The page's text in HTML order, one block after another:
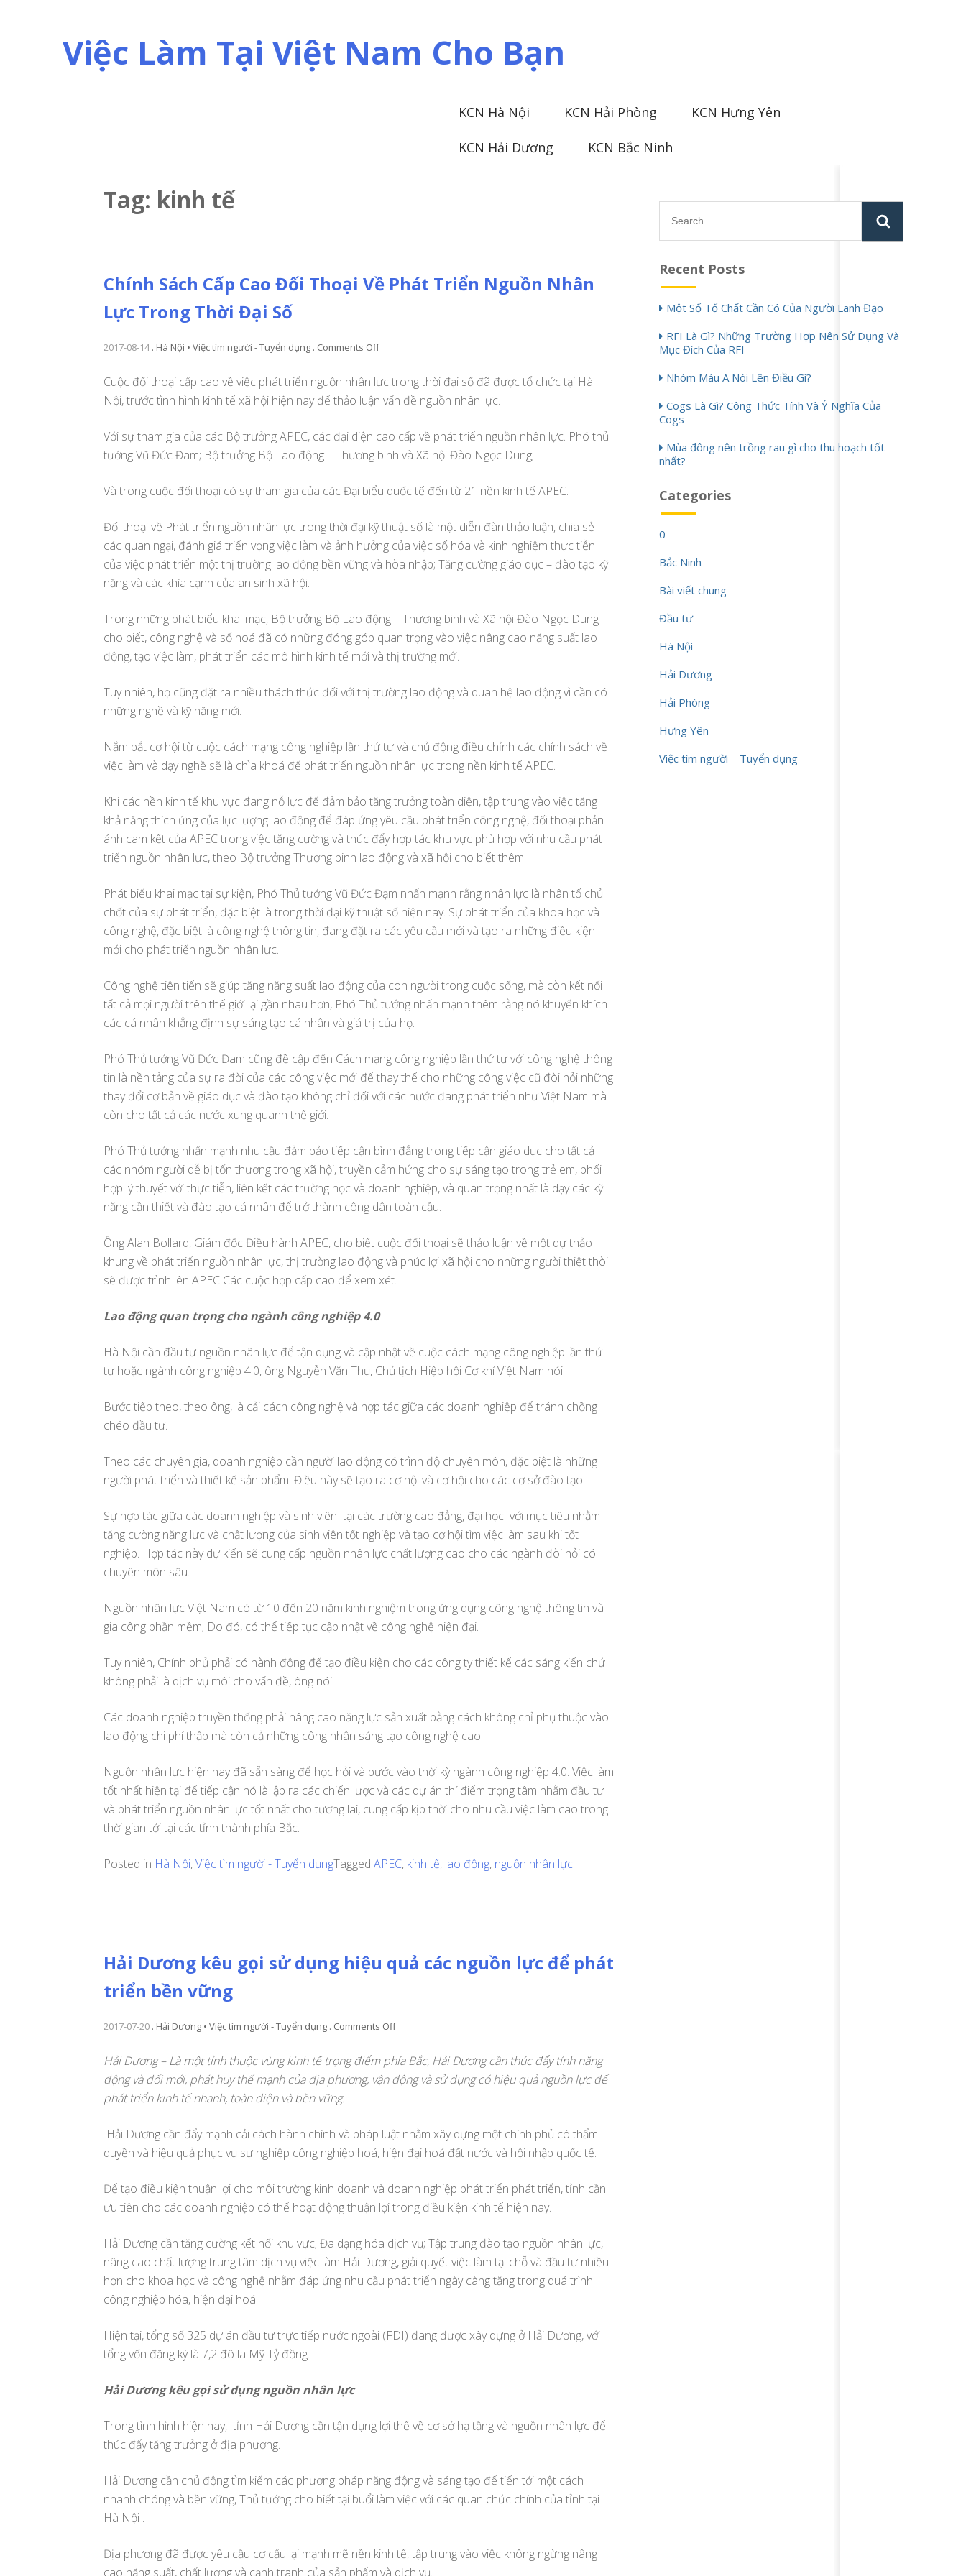
Việc Làm Tại Việt Nam Cho Bạn
KCN Hà Nội KCN Hải Phòng KCN Hưng Yên
KCN Hải Dương KCN Bắc Ninh
Tag: kinh tế
Chính Sách Cấp Cao Đối Thoại Về Phát Triển Nguồn Nhân
Lực Trong Thời Đại Số
2017-08-14. Hà Nội • Việc tìm người - Tuyển dụng . Comments Offon
Sách
Cấp
Cao
Thoại
Về
Nguồn
Lực
Trong
Thời
Đại
Cuộc đối thoại cấp cao về việc phát triển nguồn nhân lực trong thời đại số đã được tổ chức tại Hà
Nội, trước tình hình kinh tế xã hội hiện nay để thảo luận vấn đề nguồn nhân lực.
Với sự tham gia của các Bộ trưởng APEC, các đại diện cao cấp về phát triển nguồn nhân lực. Phó thủ
tướng Vũ Đức Đam; Bộ trưởng Bộ Lao động – Thương binh và Xã hội Đào Ngọc Dung;
Và trong cuộc đối thoại có sự tham gia của các Đại biểu quốc tế đến từ 21 nền kinh tế APEC.
Đối thoại về Phát triển nguồn nhân lực trong thời đại kỹ thuật số là một diễn đàn thảo luận, chia sẻ
các quan ngại, đánh giá triển vọng việc làm và ảnh hưởng của việc số hóa và kinh nghiệm thực tiễn
của việc phát triển một thị trường lao động bền vững và hòa nhập; Tăng cường giáo dục – đào tạo kỹ
năng và các khía cạnh của an sinh xã hội.
Trong những phát biểu khai mạc, Bộ trưởng Bộ Lao động – Thương binh và Xã hội Đào Ngọc Dung
cho biết, công nghệ và số hoá đã có những đóng góp quan trọng vào việc nâng cao năng suất lao
động, tạo việc làm, phát triển các mô hình kinh tế mới và thị trường mới.
Tuy nhiên, họ cũng đặt ra nhiều thách thức đối với thị trường lao động và quan hệ lao động vì cần có
những nghề và kỹ năng mới.
Nắm bắt cơ hội từ cuộc cách mạng công nghiệp lần thứ tư và chủ động điều chỉnh các chính sách về
việc làm và dạy nghề sẽ là chìa khoá để phát triển nguồn nhân lực trong nền kinh tế APEC.
Khi các nền kinh tế khu vực đang nỗ lực để đảm bảo tăng trưởng toàn diện, tập trung vào việc tăng
khả năng thích ứng của lực lượng lao động để đáp ứng yêu cầu phát triển công nghệ, đối thoại phản
ánh cam kết của APEC trong việc tăng cường và thúc đẩy hợp tác khu vực phù hợp với nhu cầu phát
triển nguồn nhân lực, theo Bộ trưởng Thương binh lao động và xã hội cho biết thêm.
Phát biểu khai mạc tại sự kiện, Phó Thủ tướng Vũ Đức Đạm nhấn mạnh rằng nhân lực là nhân tố chủ
chốt của sự phát triển, đặc biệt là trong thời đại kỹ thuật số hiện nay. Sự phát triển của khoa học và
công nghệ, đặc biệt là công nghệ thông tin, đang đặt ra các yêu cầu mới và tạo ra những điều kiện
mới cho phát triển nguồn nhân lực.
Công nghệ tiên tiến sẽ giúp tăng năng suất lao động của con người trong cuộc sống, mà còn kết nối
tất cả mọi người trên thế giới lại gần nhau hơn, Phó Thủ tướng nhấn mạnh thêm rằng nó khuyến khích
các cá nhân khẳng định sự sáng tạo cá nhân và giá trị của họ.
Phó Thủ tướng Vũ Đức Đam cũng đề cập đến Cách mạng công nghiệp lần thứ tư với công nghệ thông
tin là nền tảng của sự ra đời của các công việc mới để thay thế cho những công việc cũ đòi hỏi những
thay đổi cơ bản về giáo dục và đào tạo không chỉ đối với các nước đang phát triển như Việt Nam mà
còn cho tất cả các nước xung quanh thế giới.
Phó Thủ tướng nhấn mạnh nhu cầu đảm bảo tiếp cận bình đẳng trong tiếp cận giáo dục cho tất cả
các nhóm người dễ bị tổn thương trong xã hội, truyền cảm hứng cho sự sáng tạo trong trẻ em, phối
hợp lý thuyết với thực tiễn, liên kết các trường học và doanh nghiệp, và quan trọng nhất là dạy các kỹ
năng cần thiết và đào tạo cá nhân để trở thành công dân toàn cầu.
Ông Alan Bollard, Giám đốc Điều hành APEC, cho biết cuộc đối thoại sẽ thảo luận về một dự thảo
khung về phát triển nguồn nhân lực, thị trường lao động và phúc lợi xã hội cho những người thiệt thòi
sẽ được trình lên APEC Các cuộc họp cấp cao để xem xét.
Lao động quan trọng cho ngành công nghiệp 4.0
Hà Nội cần đầu tư nguồn nhân lực để tận dụng và cập nhật về cuộc cách mạng công nghiệp lần thứ
tư hoặc ngành công nghiệp 4.0, ông Nguyễn Văn Thụ, Chủ tịch Hiệp hội Cơ khí Việt Nam nói.
Bước tiếp theo, theo ông, là cải cách công nghệ và hợp tác giữa các doanh nghiệp để tránh chồng
chéo đầu tư.
Theo các chuyên gia, doanh nghiệp cần người lao động có trình độ chuyên môn, đặc biệt là những
người phát triển và thiết kế sản phẩm. Điều này sẽ tạo ra cơ hội và cơ hội cho các cơ sở đào tạo.
Sự hợp tác giữa các doanh nghiệp và sinh viên tại các trường cao đẳng, đại học với mục tiêu nhằm
tăng cường năng lực và chất lượng của sinh viên tốt nghiệp và tạo cơ hội tìm việc làm sau khi tốt
nghiệp. Hợp tác này dự kiến ​​sẽ cung cấp nguồn nhân lực chất lượng cao cho các ngành đòi hỏi có
chuyên môn sâu.
Nguồn nhân lực Việt Nam có từ 10 đến 20 năm kinh nghiệm trong ứng dụng công nghệ thông tin và
gia công phần mềm; Do đó, có thể tiếp tục cập nhật về công nghệ hiện đại.
Tuy nhiên, Chính phủ phải có hành động để tạo điều kiện cho các công ty thiết kế các sáng kiến ​​chứ
không phải là dịch vụ môi cho vấn đề, ông nói.
Các doanh nghiệp truyền thống phải nâng cao năng lực sản xuất bằng cách không chỉ phụ thuộc vào
lao động chi phí thấp mà còn cả những công nhân sáng tạo công nghệ cao.
Nguồn nhân lực hiện nay đã sẵn sàng để học hỏi và bước vào thời kỳ ngành công nghiệp 4.0. Việc làm
tốt nhất hiện tại để tiếp cận nó là lập ra các chiến lược và các dự án thí điểm trọng tâm nhằm đầu tư
và phát triển nguồn nhân lực tốt nhất cho tương lai, cung cấp kịp thời cho nhu cầu việc làm cao trong
thời gian tới tại các tỉnh thành phía Bắc.
Posted in Hà Nội,Việc tìm người - Tuyển dụngTagged APEC, kinh tế, lao động, nguồn nhân lực
Hải Dương kêu gọi sử dụng hiệu quả các nguồn lực để phát
triển bền vững
2017-07-20 . Hải Dương • Việc tìm người - Tuyển dụng . Comments Offon
Dương
gọi
hiệu
quả
các
lực
để
triển
bền
vững
Hải Dương – Là một tỉnh thuộc vùng kinh tế trọng điểm phía Bắc, Hải Dương cần thúc đẩy tính năng
động và đổi mới, phát huy thế mạnh của địa phương, vận động và sử dụng có hiệu quả nguồn lực để
phát triển kinh tế nhanh, toàn diện và bền vững.
Hải Dương cần đẩy mạnh cải cách hành chính và pháp luật nhằm xây dựng một chính phủ có thẩm
quyền và hiệu quả phục vụ sự nghiệp công nghiệp hoá, hiện đại hoá đất nước và hội nhập quốc tế.
Để tạo điều kiện thuận lợi cho môi trường kinh doanh và doanh nghiệp phát triển phát triển, tỉnh cần
ưu tiên cho các doanh nghiệp có thể hoạt động thuận lợi trong điều kiện kinh tế hiện nay.
Hải Dương cần tăng cường kết nối khu vực; Đa dạng hóa dịch vụ; Tập trung đào tạo nguồn nhân lực,
nâng cao chất lượng trung tâm dịch vụ việc làm Hải Dương, giải quyết việc làm tại chỗ và đầu tư nhiều
hơn cho khoa học và công nghệ nhằm đáp ứng nhu cầu phát triển ngày càng tăng trong quá trình
công nghiệp hóa, hiện đại hoá.
Hiện tại, tổng số 325 dự án đầu tư trực tiếp nước ngoài (FDI) đang được xây dựng ở Hải Dương, với
tổng vốn đăng ký là 7,2 đô la Mỹ Tỷ đồng.
Hải Dương kêu gọi sử dụng nguồn nhân lực
Trong tình hình hiện nay, tỉnh Hải Dương cần tận dụng lợi thế về cơ sở hạ tầng và nguồn nhân lực để
thúc đẩy tăng trưởng ở địa phương.
Hải Dương cần chủ động tìm kiếm các phương pháp năng động và sáng tạo để tiến tới một cách
nhanh chóng và bền vững, Thủ tướng cho biết tại buổi làm việc với các quan chức chính của tỉnh tại
Hà Nội .
Địa phương đã được yêu cầu cơ cấu lại mạnh mẽ nền kinh tế, tập trung vào việc không ngừng nâng
cao năng suất, chất lượng và cạnh tranh của sản phẩm và dịch vụ.
for:
Recent Posts
Một Số Tố Chất Cần Có Của Người Lãnh Đạo
RFI Là Gì? Những Trường Hợp Nên Sử Dụng Và
Mục Đích Của RFI
Nhóm Máu A Nói Lên Điều Gì?
Cogs Là Gì? Công Thức Tính Và Ý Nghĩa Của
Cogs
Mùa đông nên trồng rau gì cho thu hoạch tốt
nhất?
Categories
0
Bắc Ninh
Bài viết chung
Đầu tư
Hà Nội
Hải Dương
Hải Phòng
Hưng Yên
Việc tìm người – Tuyển dụng